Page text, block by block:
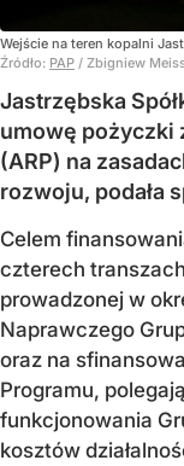
Wejście na teren kopalni
Źródło: PAP / Zbigniew
Jastrzębska
umowę pożyczki
(ARP) na
rozwoju, podała
Celem
czterech
prowadzonej w
Naprawczego
oraz na
Programu,
funkcjonowania
kosztów